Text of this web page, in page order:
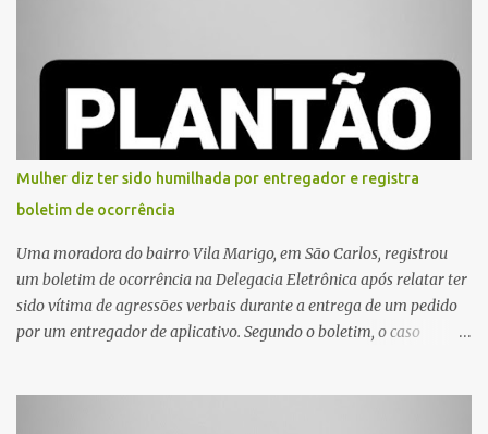
Mulher diz ter sido humilhada por entregador e registra
boletim de ocorrência
Uma moradora do bairro Vila Marigo, em São Carlos, registrou
um boletim de ocorrência na Delegacia Eletrônica após relatar ter
sido vítima de agressões verbais durante a entrega de um pedido
por um entregador de aplicativo. Segundo o boletim, o caso